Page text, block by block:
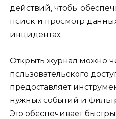
действий, чтобы
поиск и просмотр
инцидентах.
Открыть журнал можно
пользовательского
предоставляет
нужных событий и
Это обеспечивает